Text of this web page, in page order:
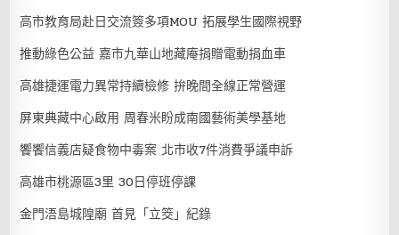
高市教育局赴日交流簽多項MOU 拓展學生國際視野
推動綠色公益 嘉市九華山地藏庵捐贈電動捐血車
高雄捷運電力異常持續檢修 拚晚間全線正常營運
屏東典藏中心啟用 周春米盼成南國藝術美學基地
饗饗信義店疑食物中毒案 北市收7件消費爭議申訴
高雄市桃源區3里 30日停班停課
金門浯島城隍廟 首見「立筊」紀錄